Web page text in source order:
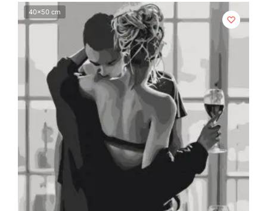
40x50 cm